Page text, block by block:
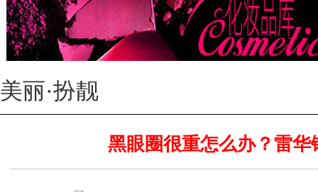
美丽·扮靓
黑眼圈很重怎么办？雷